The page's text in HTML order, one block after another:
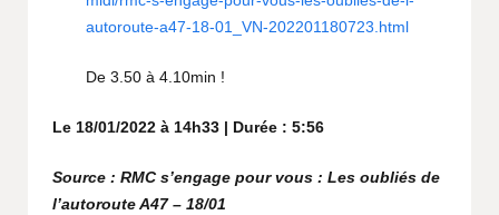
autoroute-a47-18-01_VN-202201180723.html
De 3.50 à 4.10min !
Le 18/01/2022 à 14h33 | Durée : 5:56
Source : RMC s’engage pour vous : Les oubliés de
l’autoroute A47 – 18/01